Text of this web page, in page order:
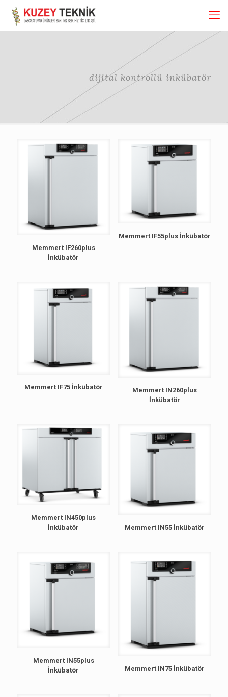
dijital kontrollü inkübatör
Memmert IF260plus
İnkübatör
Memmert IF55plus İnkübatör
Memmert IF75 İnkübatör
Memmert IN260plus
İnkübatör
Memmert IN450plus
İnkübatör
Memmert IN55 İnkübatör
Memmert IN55plus
İnkübatör
Memmert IN75 İnkübatör